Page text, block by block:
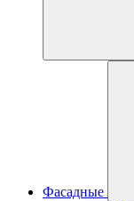
Фасадные